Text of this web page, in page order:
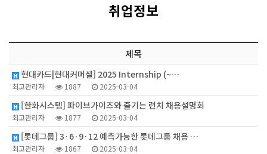
취업정보
제목
현대카드|현대커머셜] 2025 Internship (~…
최고관리자 1887 2025-03-04
[한화시스템] 파이브가이즈와 즐기는 런치 채용설명회
최고관리자 1877 2025-03-04
[롯데그룹] 3·6·9·12 예측가능한 롯데그룹 채용 …
최고관리자 1867 2025-03-04